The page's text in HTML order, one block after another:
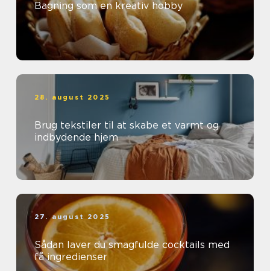
Bagning som en kreativ hobby
28. august 2025
Brug tekstiler til at skabe et varmt og
indbydende hjem
27. august 2025
Sådan laver du smagfulde cocktails med
få ingredienser